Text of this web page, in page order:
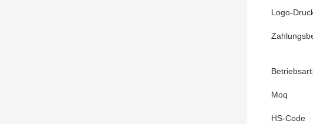
Logo-
Betriebsart:
Moq
HS-Code